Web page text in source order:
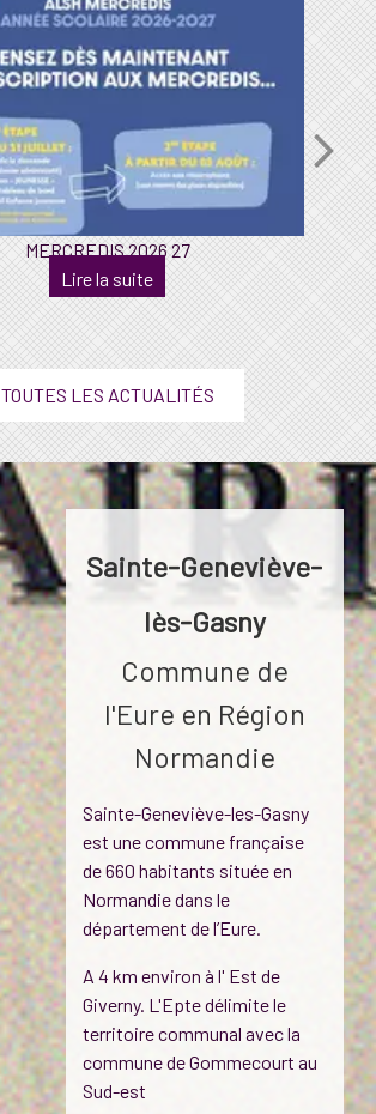
MERCREDIS 2026 27
TOUTES LES ACTUALITÉS
Sainte-Geneviève-
lès-Gasny
Commune de
l'Eure en Région
Normandie
Sainte-Geneviève-les-Gasny
est une commune française
de 660 habitants située en
Normandie dans le
département de l’Eure.
A 4 km environ à l' Est de
Giverny. L'Epte délimite le
territoire communal avec la
commune de Gommecourt au
Sud-est